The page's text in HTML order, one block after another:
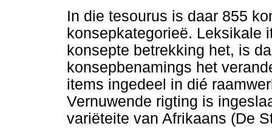
In die tesourus is daar 855
konsepkategorieë. Leksikale
konsepte betrekking het, is
konsepbenamings het
items ingedeel in dié
Vernuwende rigting is
variëteite van Afrikaans (De